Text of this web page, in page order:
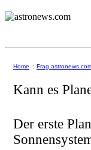
Home : Frag
Kann es
Der erste